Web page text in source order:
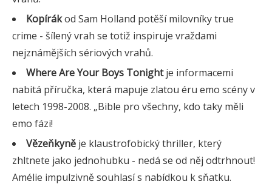
Kopírákod Sam Holland potěší milovníky true
crime - šílený vrah se totiž inspiruje vraždami
nejznámějších sériových vrahů.
Where Are Your Boys Tonightje informacemi
nabitá příručka, která mapuje zlatou éru emo scény v
letech 1998-2008. „Bible pro všechny, kdo taky měli
emo fázi!
Vězeňkyně je klaustrofobický thriller, který
zhltnete jako jednohubku - nedá se od něj odtrhnout!
Amélie impulzivně souhlasí s nabídkou k sňatku.